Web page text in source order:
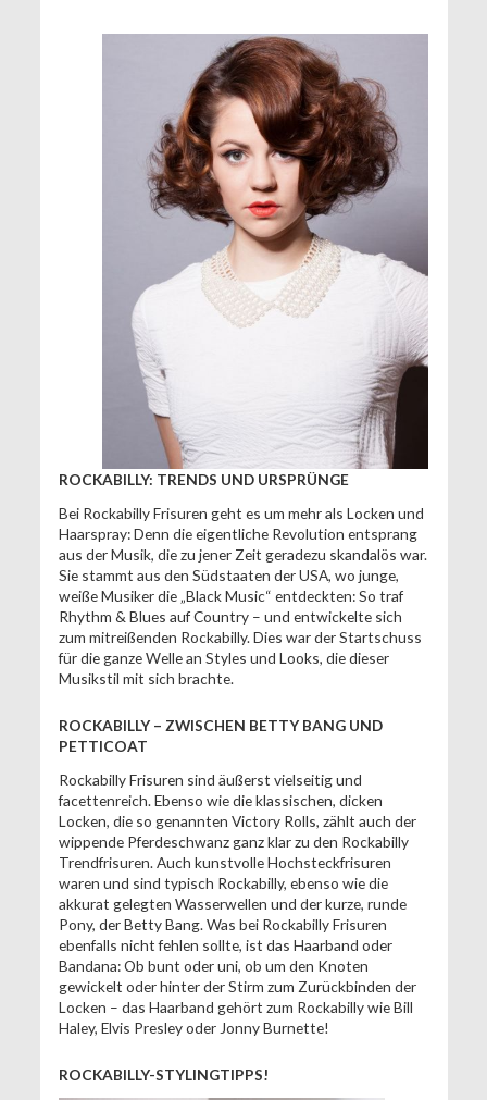
ROCKABILLY: TRENDS UND URSPRÜNGE
Bei Rockabilly Frisuren geht es um mehr als Locken und
Haarspray: Denn die eigentliche Revolution entsprang
aus der Musik, die zu jener Zeit geradezu skandalös war.
Sie stammt aus den Südstaaten der USA, wo junge,
weiße Musiker die „Black Music“ entdeckten: So traf
Rhythm & Blues auf Country – und entwickelte sich
zum mitreißenden Rockabilly. Dies war der Startschuss
für die ganze Welle an Styles und Looks, die dieser
Musikstil mit sich brachte.
ROCKABILLY – ZWISCHEN BETTY BANG UND
PETTICOAT
Rockabilly Frisuren sind äußerst vielseitig und
facettenreich. Ebenso wie die klassischen, dicken
Locken, die so genannten Victory Rolls, zählt auch der
wippende Pferdeschwanz ganz klar zu den Rockabilly
Trendfrisuren. Auch kunstvolle Hochsteckfrisuren
waren und sind typisch Rockabilly, ebenso wie die
akkurat gelegten Wasserwellen und der kurze, runde
Pony, der Betty Bang. Was bei Rockabilly Frisuren
ebenfalls nicht fehlen sollte, ist das Haarband oder
Bandana: Ob bunt oder uni, ob um den Knoten
gewickelt oder hinter der Stirm zum Zurückbinden der
Locken – das Haarband gehört zum Rockabilly wie Bill
Haley, Elvis Presley oder Jonny Burnette!
ROCKABILLY-STYLINGTIPPS!